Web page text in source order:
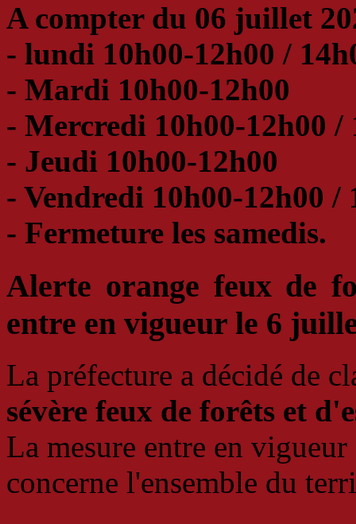
A compter du 06 juillet
- lundi 10h00-12h00 /
- Mardi 10h00-12h00
- Mercredi 10h00-12h00 /
- Jeudi 10h00-12h00
- Vendredi 10h00-12h00 /
- Fermeture les samedis.
Alerte orange feux de
entre en vigueur le 6
La préfecture a décidé de
sévère feux de forêts et
La mesure entre en
concerne l'ensemble du